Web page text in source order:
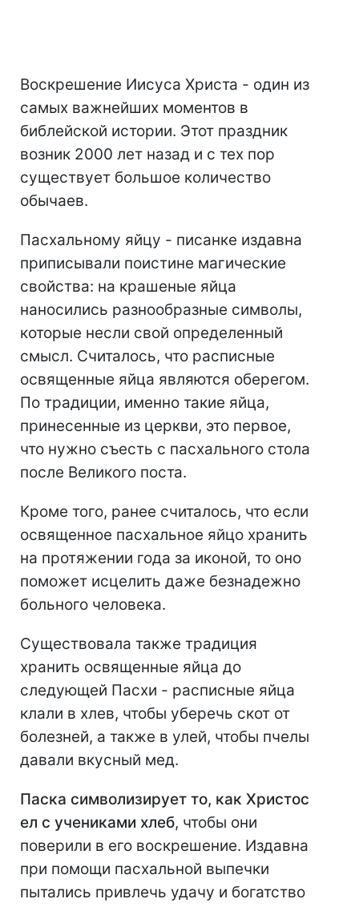
Воскрешение Иисуса Христа - один из
самых важнейших моментов в
библейской истории. Этот праздник
возник 2000 лет назад и с тех пор
существует большое количество
обычаев.
Пасхальному яйцу - писанке издавна
приписывали поистине магические
свойства: на крашеные яйца
наносились разнообразные символы,
которые несли свой определенный
смысл. Считалось, что расписные
освященные яйца являются оберегом.
По традиции, именно такие яйца,
принесенные из церкви, это первое,
что нужно съесть с пасхального стола
после Великого поста.
Кроме того, ранее считалось, что если
освященное пасхальное яйцо хранить
на протяжении года за иконой, то оно
поможет исцелить даже безнадежно
больного человека.
Существовала также традиция
хранить освященные яйца до
следующей Пасхи - расписные яйца
клали в хлев, чтобы уберечь скот от
болезней, а также в улей, чтобы пчелы
давали вкусный мед.
Паска символизирует то, как Христос
ел с учениками хлеб, чтобы они
поверили в его воскрешение. Издавна
при помощи пасхальной выпечки
пытались привлечь удачу и богатство